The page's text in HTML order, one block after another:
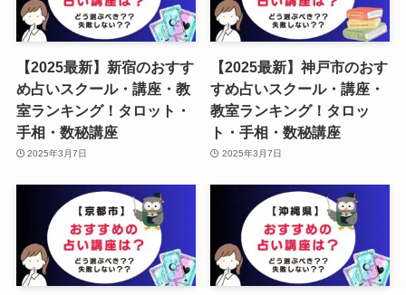
【2025最新】新宿のおすす
め占いスクール・講座・教
室ランキング！タロット・
手相・数秘講座
2025年3月7日
【2025最新】神戸市のおす
すめ占いスクール・講座・
教室ランキング！タロッ
ト・手相・数秘講座
2025年3月7日